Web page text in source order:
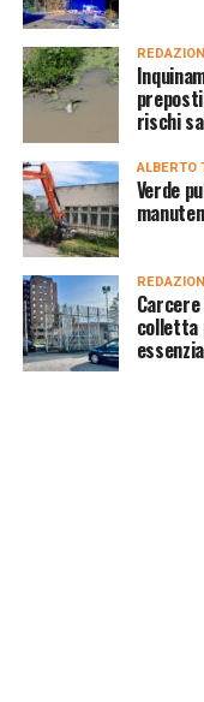
rischi
ALBERTO
Verde
colletta